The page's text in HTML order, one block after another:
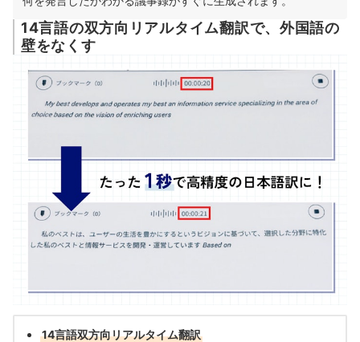
14言語の双方向リアルタイム翻訳で、外国語の
壁をなくす
14言語双方向リアルタイム翻訳